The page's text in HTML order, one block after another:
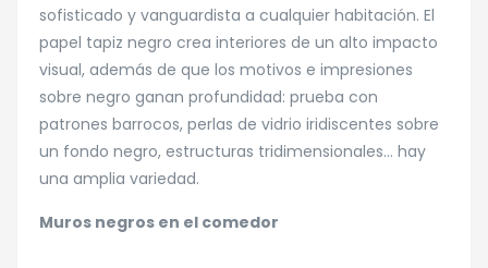
sofisticado y vanguardista a cualquier habitación. El
papel tapiz negro crea interiores de un alto impacto
visual, además de que los motivos e impresiones
sobre negro ganan profundidad: prueba con
patrones barrocos, perlas de vidrio iridiscentes sobre
un fondo negro, estructuras tridimensionales… hay
una amplia variedad.
Muros negros en el comedor